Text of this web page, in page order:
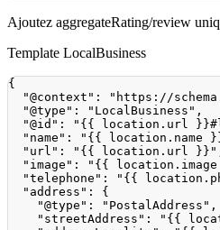
Ajoutez aggregateRating/review
Template LocalBusiness
{
"@context" : "https://
"@type" : "LocalBusiness" ,
"@id" : "{{ location.url
"name" : "{{ location.name
"url" : "{{ location.url }}"
"image" : "{{
"telephone" : "{{
"address" :
{
"@type" : "PostalAddress" ,
"streetAddress" : "{{